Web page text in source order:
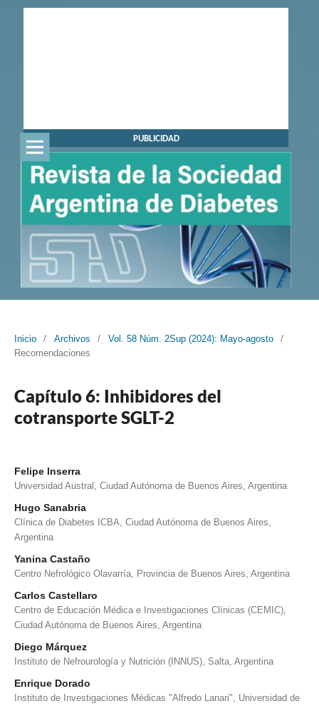
PUBLICIDAD
Inicio / Archivos / Vol. 58 Núm. 2Sup (2024): Mayo-agosto
/
Recomendaciones
Capítulo 6: Inhibidores del
cotransporte SGLT-2
Felipe Inserra
Universidad Austral, Ciudad Autónoma de Buenos Aires, Argentina
Hugo Sanabria
Clínica de Diabetes ICBA, Ciudad Autónoma de Buenos Aires,
Argentina
Yanina Castaño
Centro Nefrológico Olavarría, Provincia de Buenos Aires, Argentina
Carlos Castellaro
Centro de Educación Médica e Investigaciones Clínicas (CEMIC),
Ciudad Autónoma de Buenos Aires, Argentina
Diego Márquez
Instituto de Nefrourología y Nutrición (INNUS), Salta, Argentina
Enrique Dorado
Instituto de Investigaciones Médicas "Alfredo Lanari", Universidad de